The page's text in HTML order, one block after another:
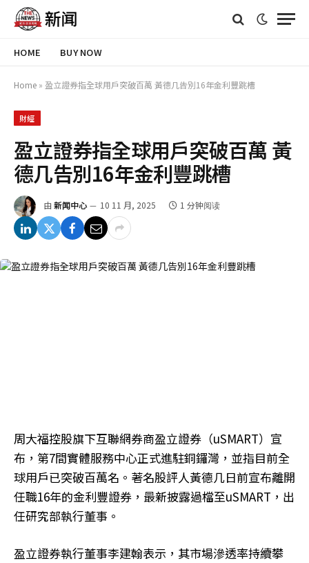
HOME BUY NOW
Home » 盈立證券指全球用戶突破百萬 黃德几告別16年金利豐跳槽
財經
盈立證券指全球用戶突破百萬 黃
德几告別16年金利豐跳槽
由 新闻中心 10 11 月, 2025 1 分钟阅读
周大福控股旗下互聯網券商盈立證券（uSMART）宣
布，第7間實體服務中心正式進駐銅鑼灣，並指目前全
球用戶已突破百萬名。著名股評人黃德几日前宣布離開
任職16年的金利豐證券，最新披露過檔至uSMART，出
任研究部執行董事。
盈立證券執行董事李建翰表示，其市場滲透率持續攀